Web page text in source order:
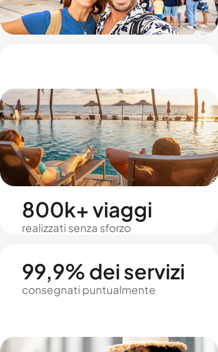
800k+ viaggi
realizzati senza sforzo
99,9% dei servizi
consegnati puntualmente